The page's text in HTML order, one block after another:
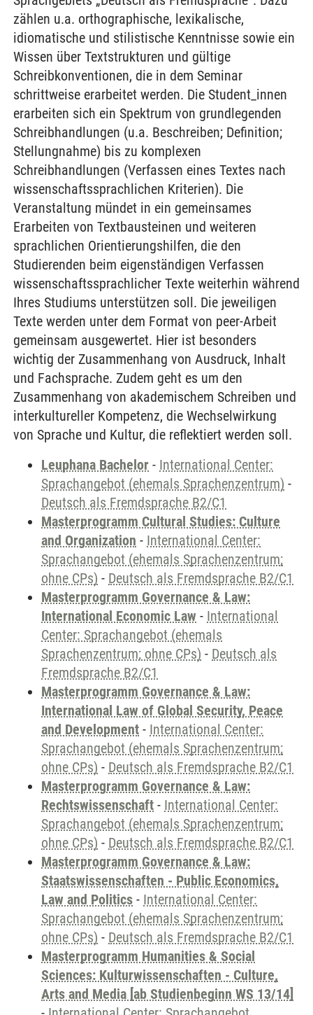
zählen u.a. orthographische, lexikalische,
idiomatische und stilistische Kenntnisse sowie ein
Wissen über Textstrukturen und gültige
Schreibkonventionen, die in dem Seminar
schrittweise erarbeitet werden. Die Student_innen
erarbeiten sich ein Spektrum von grundlegenden
Schreibhandlungen (u.a. Beschreiben; Definition;
Stellungnahme) bis zu komplexen
Schreibhandlungen (Verfassen eines Textes nach
wissenschaftssprachlichen Kriterien). Die
Veranstaltung mündet in ein gemeinsames
Erarbeiten von Textbausteinen und weiteren
sprachlichen Orientierungshilfen, die den
Studierenden beim eigenständigen Verfassen
wissenschaftssprachlicher Texte weiterhin während
Ihres Studiums unterstützen soll. Die jeweiligen
Texte werden unter dem Format von peer-Arbeit
gemeinsam ausgewertet. Hier ist besonders
wichtig der Zusammenhang von Ausdruck, Inhalt
und Fachsprache. Zudem geht es um den
Zusammenhang von akademischem Schreiben und
interkultureller Kompetenz, die Wechselwirkung
von Sprache und Kultur, die reflektiert werden soll.
Leuphana Bachelor - International Center:
Sprachangebot (ehemals Sprachenzentrum) -
Deutsch als Fremdsprache B2/C1
Masterprogramm Cultural Studies: Culture
and Organization - International Center:
Sprachangebot (ehemals Sprachenzentrum;
ohne CPs) - Deutsch als Fremdsprache B2/C1
Masterprogramm Governance & Law:
International Economic Law - International
Center: Sprachangebot (ehemals
Sprachenzentrum; ohne CPs) - Deutsch als
Fremdsprache B2/C1
Masterprogramm Governance & Law:
International Law of Global Security, Peace
and Development - International Center:
Sprachangebot (ehemals Sprachenzentrum;
ohne CPs) - Deutsch als Fremdsprache B2/C1
Masterprogramm Governance & Law:
Rechtswissenschaft - International Center:
Sprachangebot (ehemals Sprachenzentrum;
ohne CPs) - Deutsch als Fremdsprache B2/C1
Masterprogramm Governance & Law:
Staatswissenschaften - Public Economics,
Law and Politics - International Center:
Sprachangebot (ehemals Sprachenzentrum;
ohne CPs) - Deutsch als Fremdsprache B2/C1
Masterprogramm Humanities & Social
Sciences: Kulturwissenschaften - Culture,
Arts and Media [ab Studienbeginn WS 13/14]